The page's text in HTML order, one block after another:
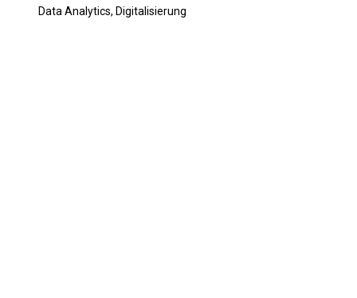
Data Analytics, Digitalisierung